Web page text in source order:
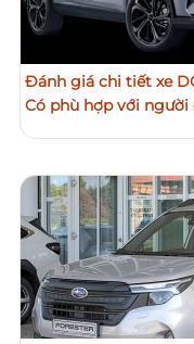
Đánh giá chi tiết xe
Có phù hợp với